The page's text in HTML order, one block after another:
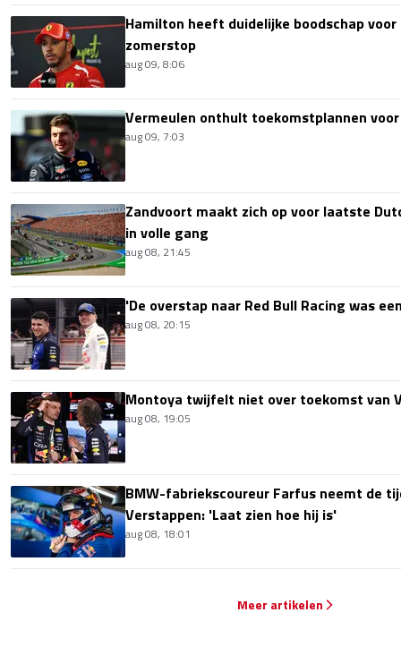
Hamilton heeft duidelijke boodschap
zomerstop
aug 09, 8:06
Vermeulen onthult toekomstplannen
aug 09, 7:03
Zandvoort maakt zich op voor laatste
in volle gang
aug 08, 21:45
'De overstap naar Red Bull Racing was
aug 08, 20:15
Montoya twijfelt niet over toekomst van
aug 08, 19:05
BMW-fabriekscoureur Farfus neemt de
Verstappen: 'Laat zien hoe hij is'
aug 08, 18:01
Meer artikelen